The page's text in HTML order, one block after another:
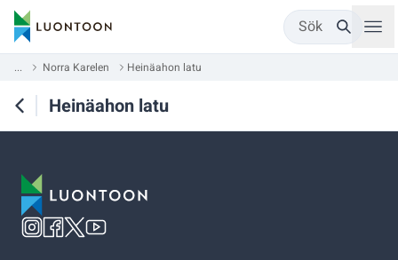
Sök
... Norra Karelen Heinäahon latu
Heinäahon latu